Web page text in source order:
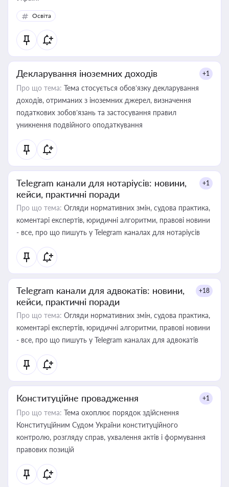
Освіта
Декларування іноземних доходів +1
Про що тема: Тема стосується обов’язку декларування
доходів, отриманих з іноземних джерел, визначення
податкових зобов’язань та застосування правил
уникнення подвійного оподаткування
Telegram канали для нотаріусів: новини,
кейси, практичні поради
+1
Про що тема: Огляди нормативних змін, судова практика,
коментарі експертів, юридичні алгоритми, правові новини
- все, про що пишуть у Telegram каналах для нотаріусів
Telegram канали для адвокатів: новини,
кейси, практичні поради
+18
Про що тема: Огляди нормативних змін, судова практика,
коментарі експертів, юридичні алгоритми, правові новини
- все, про що пишуть у Telegram каналах для адвокатів
Конституційне провадження +1
Про що тема: Тема охоплює порядок здійснення
Конституційним Судом України конституційного
контролю, розгляду справ, ухвалення актів і формування
правових позицій